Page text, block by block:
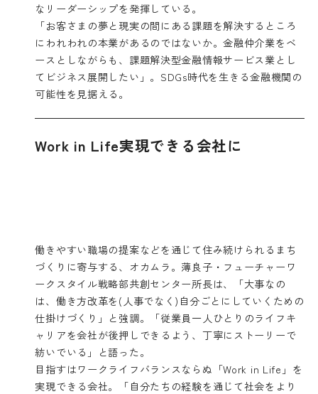
なリーダーシップを発揮している。
「お客さまの夢と現実の間にある課題を解決するところ
にわれわれの本業があるのではないか。金融仲介業をベ
ースとしながらも、課題解決型金融情報サービス業とし
てビジネス展開したい」。SDGs時代を生きる金融機関の
可能性を見据える。
Work in Life実現できる会社に
働きやすい職場の提案などを通じて住み続けられるまち
づくりに寄与する、オカムラ。薄良子・フューチャーワ
ークスタイル戦略部共創センター所長は、「大事なの
は、働き方改革を(人事でなく)自分ごとにしていくための
仕掛けづくり」と強調。「従業員一人ひとりのライフキ
ャリアを会社が後押しできるよう、丁寧にストーリーで
紡いでいる」と語った。
目指すはワークライフバランスならぬ「Work in Life」を
実現できる会社。「自分たちの経験を通じて社会をより